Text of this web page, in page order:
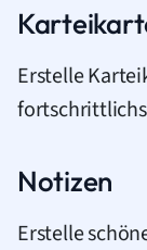
Erstelle
Notizen
Erstelle